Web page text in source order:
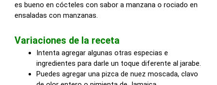
es bueno en cócteles con sabor a manzana o rociado en
ensaladas con manzanas.
Variaciones de la receta
Intenta agregar algunas otras especias e
ingredientes para darle un toque diferente al jarabe.
Puedes agregar una pizca de nuez moscada, clavo